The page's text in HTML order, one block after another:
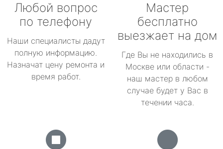
Любой вопрос
по телефону
Наши специалисты дадут
полную информацию.
Назначат цену ремонта и
время работ.
Мастер
бесплатно
выезжает на дом
Где Вы не находились в
Москве или области -
наш мастер в любом
случае будет у Вас в
течении часа.